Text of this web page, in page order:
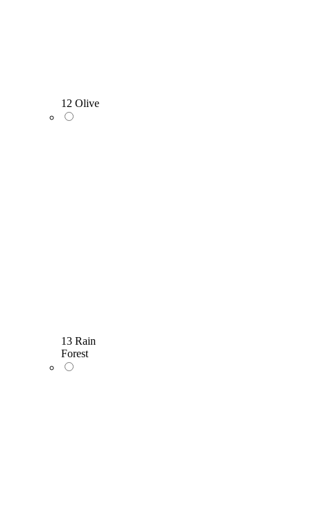
12 Olive
13 Rain
Forest